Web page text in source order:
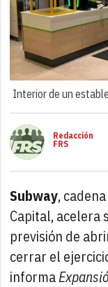
Interior de un
Redacción
FRS
Subway,
Capital, acelera
previsión de
cerrar el
informa